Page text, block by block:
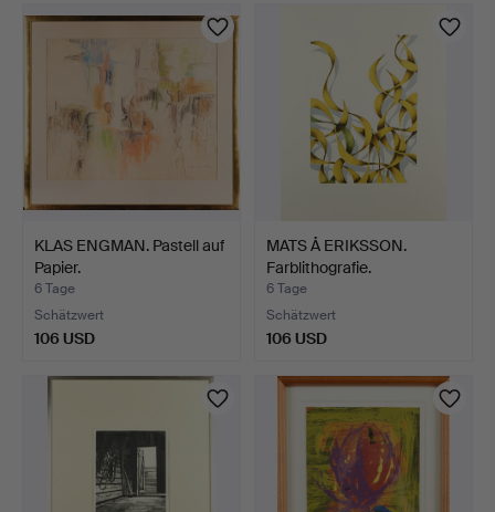
KLAS ENGMAN. Pastell auf
Papier.
6 Tage
Schätzwert
106 USD
MATS Å ERIKSSON.
Farblithografie.
6 Tage
Schätzwert
106 USD